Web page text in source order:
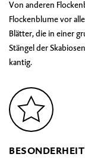
Von anderen
Flockenblume vor
Blätter, die in einer
Stängel der
kantig.
BESONDERHEIT